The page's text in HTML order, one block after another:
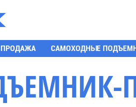
ПРОДАЖА САМОХОДНЫЕ